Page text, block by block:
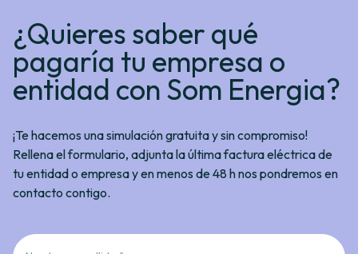
¿Quieres saber qué
pagaría tu empresa o
entidad con Som Energia?
¡Te hacemos una simulación gratuita y sin compromiso!
Rellena el formulario, adjunta la última factura eléctrica de
tu entidad o empresa y en menos de 48 h nos pondremos en
contacto contigo.